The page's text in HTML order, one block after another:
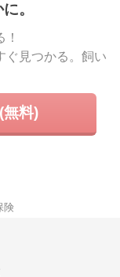
。
ぐ見つかる。飼い
無料)
険